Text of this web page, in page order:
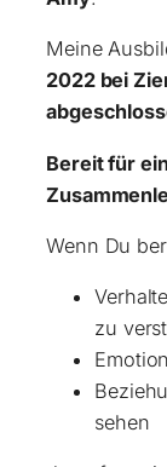
Meine
2022 bei
Bereit für
Wenn Du
zu
sehen